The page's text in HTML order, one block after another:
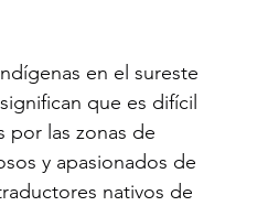
en el sureste
que es difícil
por las zonas de
y apasionados de
nativos de